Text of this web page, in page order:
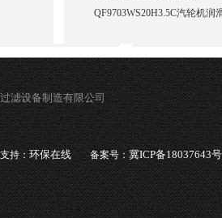
QF9703WS20H3.5C汽轮机润
滤设备制造有限公司
持：环保在线 备案号：冀ICP备18037643